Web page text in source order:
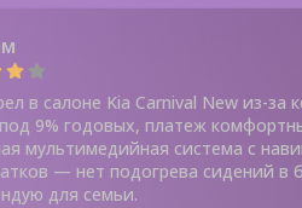
в салоне Kia Carnival New из-
9% годовых, платеж
мультимедийная система с
— нет подогрева сидений в
для семьи.